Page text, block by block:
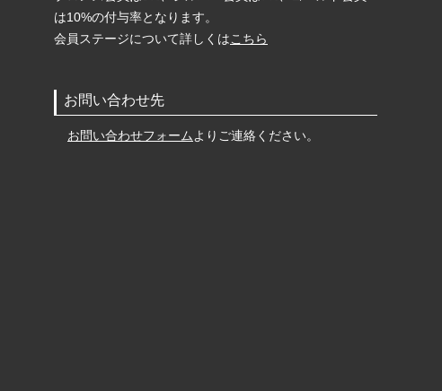
は10%の付与率となります。
会員ステージについて詳しくはこちら
お問い合わせ先
お問い合わせフォーム よりご連絡ください。